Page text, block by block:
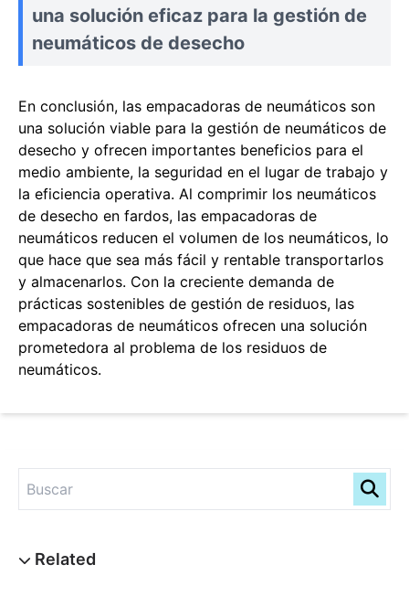
una solución eficaz para la gestión de
neumáticos de desecho
En conclusión, las empacadoras de neumáticos son
una solución viable para la gestión de neumáticos de
desecho y ofrecen importantes beneficios para el
medio ambiente, la seguridad en el lugar de trabajo y
la eficiencia operativa. Al comprimir los neumáticos
de desecho en fardos, las empacadoras de
neumáticos reducen el volumen de los neumáticos, lo
que hace que sea más fácil y rentable transportarlos
y almacenarlos. Con la creciente demanda de
prácticas sostenibles de gestión de residuos, las
empacadoras de neumáticos ofrecen una solución
prometedora al problema de los residuos de
neumáticos.